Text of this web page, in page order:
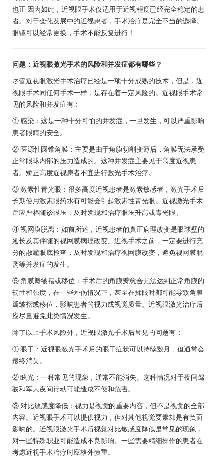
也正 因为如此，近视眼手术仅适用于近视程度已经完全稳定的患
者。对于变化发展中的近视患者，手术治疗是完全不当的选择。
眼镜可以经常更换，手术不能反复进行！
问题：近视眼激光手术的风险和并发症都有哪些？
尽管近视眼激光手术治疗已经是一项十分成熟的技术，但是，近
视眼手术同任何手术一样，是存在着一定风险的。近视眼手术常
见的风险和并发症有：
① 感染：这是一种十分可怕的并发症，一旦发生，可以严重影响
患者眼睛的安全。
② 医源性圆锥角膜：主要是由于角膜切削变薄后，角膜无法承受
正常眼球内部的压力造成的。这种并发症主要见于高度近视患
者。矫正高度近视患者不宜进行激光手术治疗。
③ 激素性青光眼：很多高度近视患者是激素敏感者，激光手术后
长期使用激素眼药水有可能会引起激素性青光眼。近视激光手术
后应严格随诊眼压，及时发现和治疗眼压升高或青光眼。
④ 视网膜脱离：如前所述，近视患者的真正病理改变是眼球壁的
延长及其伴随的视网膜病理改变。近视手术之前，一定要进行充
分的散瞳眼底检查，及时发现和治疗视网膜改变，避免视网膜脱
离等并发症的发生。
⑤ 角膜瓣皱褶或移位：手术后的角膜瓣愈合无法达到正常角膜的
韧性和强度，在一些外伤情况下，甚至在揉眼时都可能导致角膜
瓣皱褶或移位，影响患者的视力或视觉质量。近视眼激光治疗后
应尽量避免此类情况发生。
除了以上手术风险外，近视眼激光手术后常见的问题有：
① 眼干：近视眼激光手术后的眼干症状可以持续数月，但通常会
最终消失。
② 眩光：一种常见的现象，通常不能消失。这种情况对于夜间驾
驶和军人夜间行动可能造成不便和危害。
③ 对比敏感度降低：视力是视觉的重要内容，但不是视觉的全部
内容。近视眼手术可以提供视力，但对其他视觉要素却是有负面
影响的。近视眼激光手术后视觉对比敏感度降低是常见的现象，
对一些特殊职业可能造成不良影响。一些需要精细操作的患者在
考虑近视手术治疗时应格外慎重。